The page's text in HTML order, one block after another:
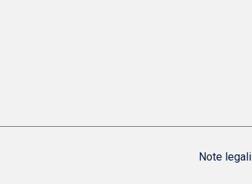
Note legali